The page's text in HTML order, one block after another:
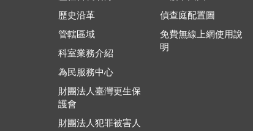
歷史沿革
管轄區域
科室業務介紹
為民服務中心
財團法人臺灣更生保
護會
財團法人犯罪被害人
偵查庭配置圖
免費無線上網使用說
明